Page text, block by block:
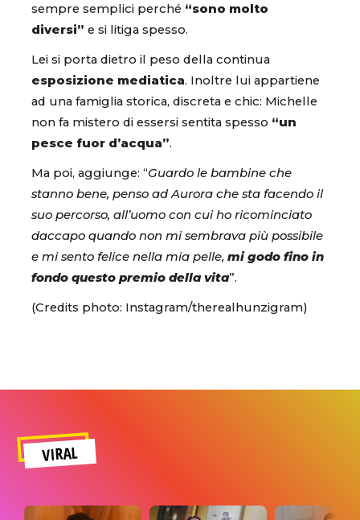
sempre semplici perché “sono molto
diversi” e si litiga spesso.
Lei si porta dietro il peso della continua
esposizione mediatica. Inoltre lui appartiene
ad una famiglia storica, discreta e chic: Michelle
non fa mistero di essersi sentita spesso “un
pesce fuor d’acqua”.
Ma poi, aggiunge: “Guardo le bambine che
stanno bene, penso ad Aurora che sta facendo il
suo percorso, all’uomo con cui ho ricominciato
daccapo quando non mi sembrava più possibile
e mi sento felice nella mia pelle, mi godo fino in
fondo questo premio della vita”.
(Credits photo: Instagram/therealhunzigram)
VIRAL